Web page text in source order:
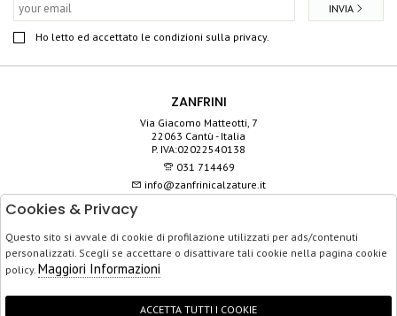
Ho letto ed accettato le condizioni sulla privacy.
INVIA
ZANFRINI
Via Giacomo Matteotti, 7
22063 Cantù - Italia
P. IVA:02022540138
031 714469
info@zanfrinicalzature.it
SERVIZIO CLIENTI
ACQUISTO SICURO
Cookies & Privacy
Questo sito si avvale di cookie di profilazione utilizzati per ads/contenuti
personalizzati. Scegli se accettare o disattivare tali cookie nella pagina cookie
policy. Maggiori Informazioni
ACCETTA TUTTI I COOKIE